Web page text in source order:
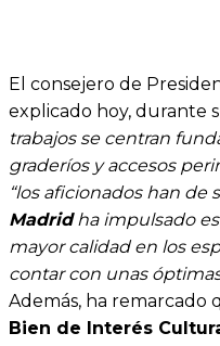
El consejero de
explicado hoy, durante
trabajos se centran
graderíos y accesos
“los aficionados han de
Madridha impulsado
mayor calidad en los
contar con unas
Además, ha remarcado
Bien de Interés